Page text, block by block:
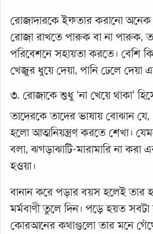
রোজাদারকে ইফতার করানো অনেক
রোজা রাখতে পারুক বা না পারুক,
পরিবেশনে সহায়তা করতে। বেশি
খেজুর ধুয়ে দেয়া, পানি ঢেলে দেয়া
৩. রোজাকে শুধু ‘না খেয়ে থাকা’
তাদেরকে তাদের ভাষায় বোঝান
হলো আত্মনিয়ন্ত্রণ করতে শেখা।
বলা, ঝগড়াঝাটি-মারামারি না করা
হওয়া।
বানান করে পড়ার বয়স হলেই তার
মর্মবাণী তুলে দিন। পড়ে হয়ত সবটা
কোরআনের কথাগুলো তার মনে গেঁথে